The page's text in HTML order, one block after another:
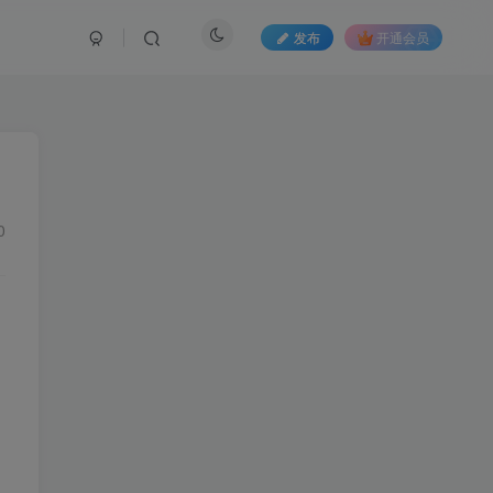
发布 开通会员